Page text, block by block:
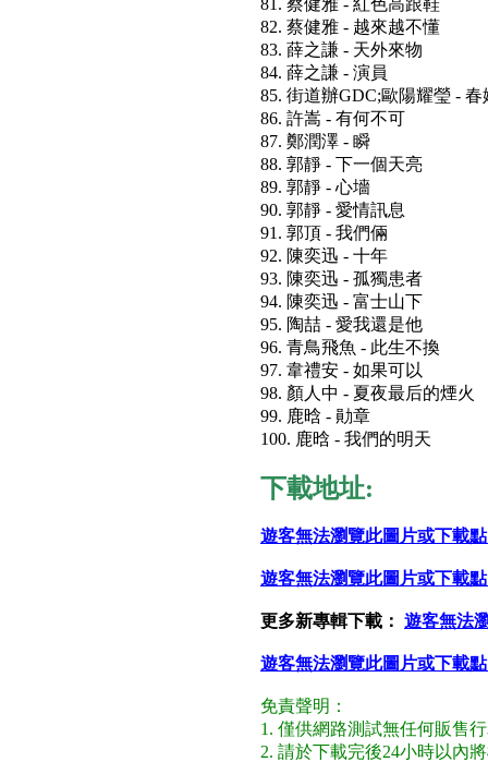
81. 蔡健雅 - 紅色高跟鞋
82. 蔡健雅 - 越來越不懂
83. 薛之謙 - 天外來物
84. 薛之謙 - 演員
85. 街道辦GDC;歐陽耀瑩 -
86. 許嵩 - 有何不可
87. 鄭潤澤 - 瞬
88. 郭靜 - 下一個天亮
89. 郭靜 - 心墻
90. 郭靜 - 愛情訊息
91. 郭頂 - 我們倆
92. 陳奕迅 - 十年
93. 陳奕迅 - 孤獨患者
94. 陳奕迅 - 富士山下
95. 陶喆 - 愛我還是他
96. 青鳥飛魚 - 此生不換
97. 韋禮安 - 如果可以
98. 顏人中 - 夏夜最后的煙火
99. 鹿晗 - 勛章
100. 鹿晗 - 我們的明天
下載地址:
遊客無法瀏覽此圖片或下載
遊客無法瀏覽此圖片或下載
更多新專輯下載： 遊客無法
遊客無法瀏覽此圖片或下載
免責聲明：
1. 僅供網路測試無任何販售
2. 請於下載完後24小時以內